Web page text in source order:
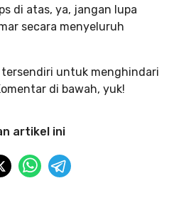
di atas, ya, jangan lupa
secara menyeluruh
untuk menghindari
di bawah, yuk!
artikel ini